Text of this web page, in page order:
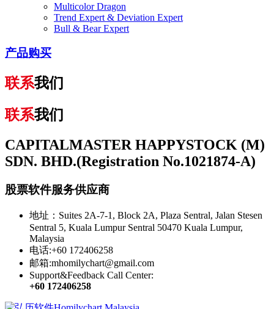
Multicolor Dragon
Trend Expert & Deviation Expert
Bull & Bear Expert
产品购买
联系我们
联系我们
CAPITALMASTER HAPPYSTOCK (M)
SDN. BHD.(Registration No.1021874-A)
股票软件服务供应商
地址：Suites 2A-7-1, Block 2A, Plaza Sentral, Jalan Stesen
Sentral 5, Kuala Lumpur Sentral 50470 Kuala Lumpur,
Malaysia
电话:+60 172406258
邮箱:mhomilychart@gmail.com
Support&Feedback Call Center:
+60 172406258